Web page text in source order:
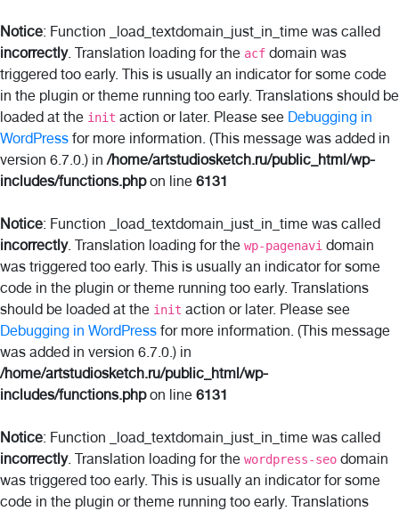
Notice: Function _load_textdomain_just_in_time was called
incorrectly. Translation loading for the acf domain was
triggered too early. This is usually an indicator for some code
in the plugin or theme running too early. Translations should be
loaded at the init action or later. Please see Debugging in
WordPress for more information. (This message was added in
version 6.7.0.) in/home/artstudiosketch.ru/public_html/wp-
includes/functions.phpon line 6131
Notice: Function _load_textdomain_just_in_time was called
incorrectly. Translation loading for the wp-pagenavi domain
was triggered too early. This is usually an indicator for some
code in the plugin or theme running too early. Translations
should be loaded at the init action or later. Please see
Debugging in WordPress for more information. (This message
was added in version 6.7.0.) in
/home/artstudiosketch.ru/public_html/wp-
includes/functions.phpon line 6131
Notice: Function _load_textdomain_just_in_time was called
incorrectly. Translation loading for the wordpress-seo domain
was triggered too early. This is usually an indicator for some
code in the plugin or theme running too early. Translations